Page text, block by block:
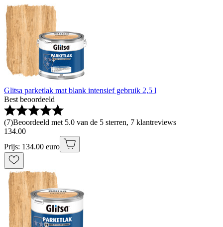
Glitsa parketlak mat blank intensief gebruik 2,5 l
Best beoordeeld
(7)Beoordeeld met 5.0 van de 5 sterren, 7 klantreviews
134.00
Prijs: 134.00 euro